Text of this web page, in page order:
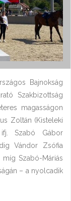
Bajnokság
Szakbizottság
magasságon
Zoltán (Kisteleki
Szabó Gábor
Vándor Zsófia
Szabó-Máriás
– a nyolcadik